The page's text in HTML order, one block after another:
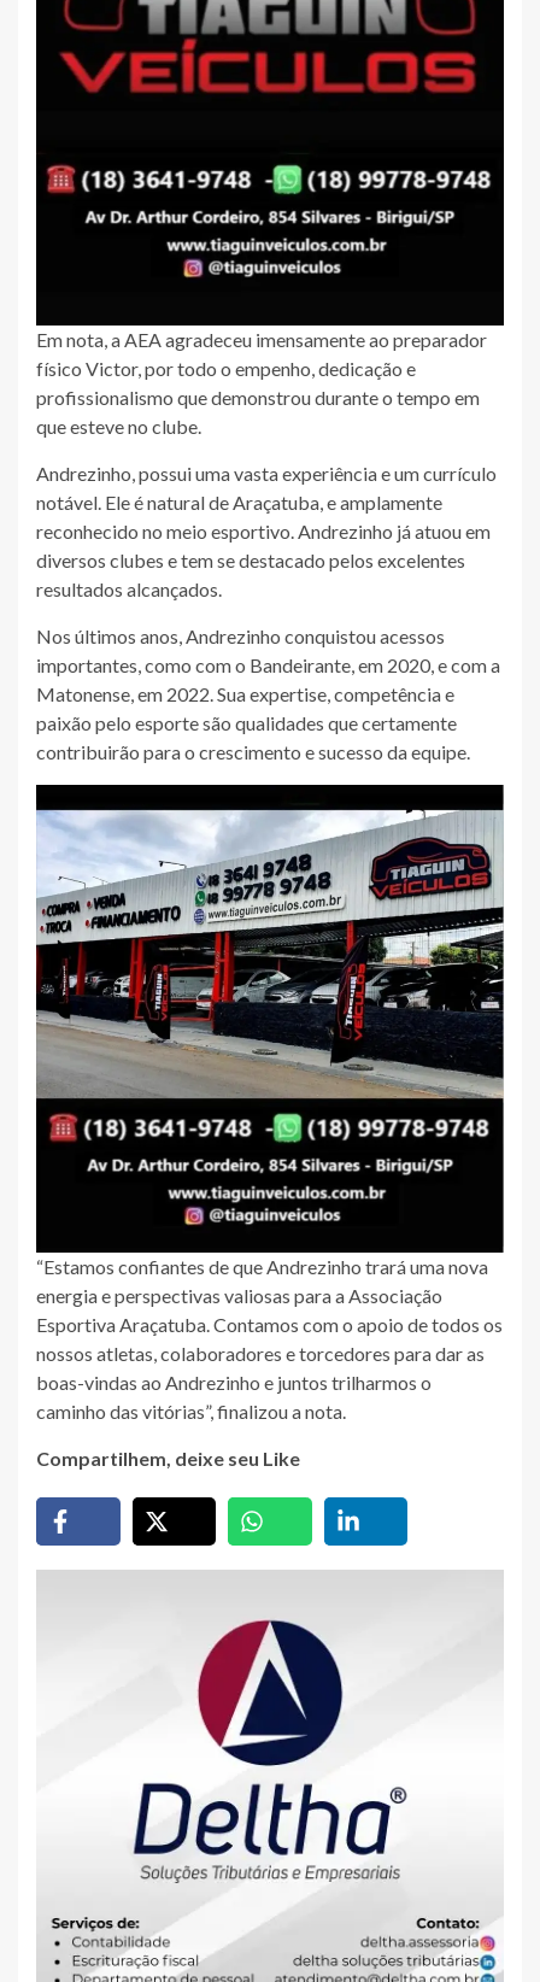
Em nota, a AEA agradeceu imensamente ao preparador
físico Victor, por todo o empenho, dedicação e
profissionalismo que demonstrou durante o tempo em
que esteve no clube.
Andrezinho, possui uma vasta experiência e um currículo
notável. Ele é natural de Araçatuba, e amplamente
reconhecido no meio esportivo. Andrezinho já atuou em
diversos clubes e tem se destacado pelos excelentes
resultados alcançados.
Nos últimos anos, Andrezinho conquistou acessos
importantes, como com o Bandeirante, em 2020, e com a
Matonense, em 2022. Sua expertise, competência e
paixão pelo esporte são qualidades que certamente
contribuirão para o crescimento e sucesso da equipe.
“Estamos confiantes de que Andrezinho trará uma nova
energia e perspectivas valiosas para a Associação
Esportiva Araçatuba. Contamos com o apoio de todos os
nossos atletas, colaboradores e torcedores para dar as
boas-vindas ao Andrezinho e juntos trilharmos o
caminho das vitórias”, finalizou a nota.
Compartilhem, deixe seu Like